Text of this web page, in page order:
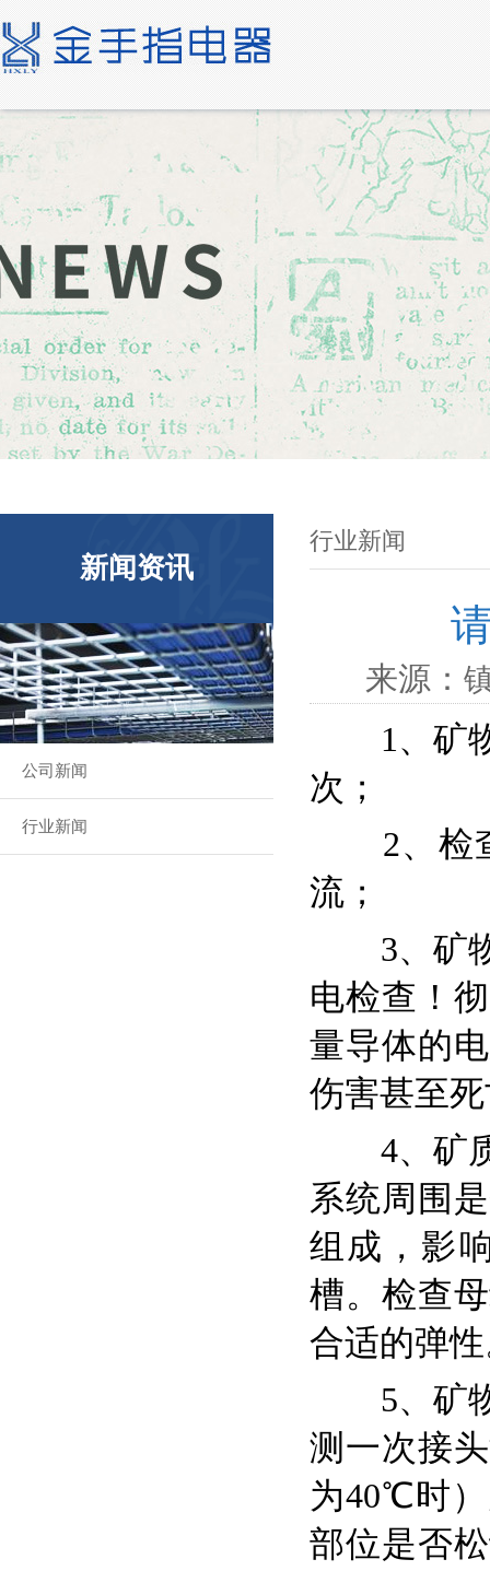
新闻资讯
公司新闻
行业新闻
行业新闻
来源：
1、矿
次；
2、检查
流；
3、矿
电检查！
量导体的
伤害甚至
4、矿
系统周围
组成，影
槽。检查
合适的弹
5、矿
测一次接
为40℃时
部位是否